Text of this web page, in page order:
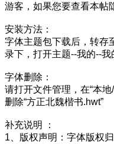
游客，如果您要查看本帖
安装方法：
字体主题包下载后，转存
录下，打开主题--我的--
字体删除：
请打开文件管理，在“本
删除“方正北魏楷书.hwt”
补充说明 ：
1、版权声明：字体版权